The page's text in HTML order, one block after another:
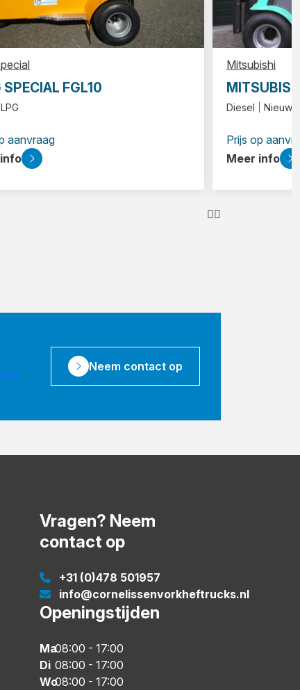
SPECIAL FGL10
LPG
aanvraag
Mitsubishi
Diesel Nieuw/
Prijs op
Meer info
Neem contact op
Vragen? Neem
contact op
+31 (0)478 501957
info@cornelissenvorkheftrucks.nl
Openingstijden
Ma08:00 - 17:00
Di 08:00 - 17:00
Wo08:00 - 17:00